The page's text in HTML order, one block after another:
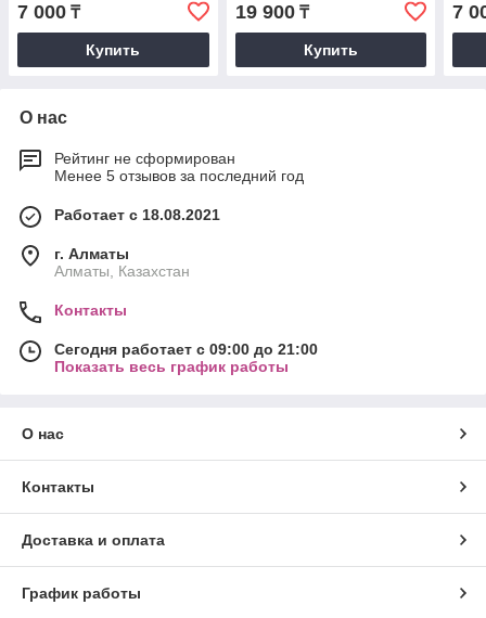
7 000 ₸
Купить
19 900₸
Купить
7
О нас
Рейтинг не сформирован
Менее 5 отзывов за последний год
Работает с 18.08.2021
г. Алматы
Алматы, Казахстан
Контакты
Сегодня работает с 09:00 до 21:00
Показать весь график работы
О нас
Контакты
Доставка и оплата
График работы